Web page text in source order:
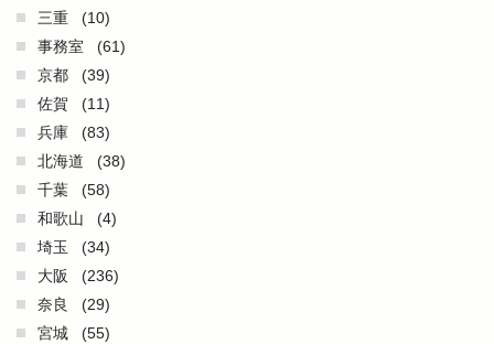
三重
(10)
事務室
(61)
京都
(39)
佐賀
(11)
兵庫
(83)
北海道
(38)
千葉
(58)
和歌山
(4)
埼玉
(34)
大阪
(236)
奈良
(29)
宮城
(55)